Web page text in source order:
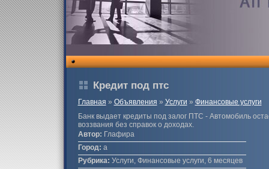
Кредит под птс
Главная » Объявления » Услуги » Финансовые услуги
Банк выдает кредиты под залог ПТС - Автомобиль
воззвания без справок о доходах.
Автор: Глафира
Город: а
Рубрика: Услуги, Финансовые услуги, 6 месяцев